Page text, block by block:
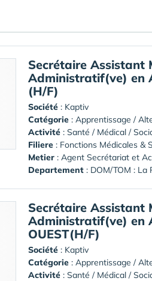
Secrétaire Assistant
Administratif(ve) en
(H/F)
Société : Kaptiv
Catégorie : Apprentissage /
Activité : Santé / Médical /
Filiere : Fonctions Médicales &
Metier : Agent Secrétariat et
Departement : DOM/TOM : La
Secrétaire Assistant
Administratif(ve) en
OUEST(H/F)
Société : Kaptiv
Catégorie : Apprentissage /
Activité : Santé / Médical /